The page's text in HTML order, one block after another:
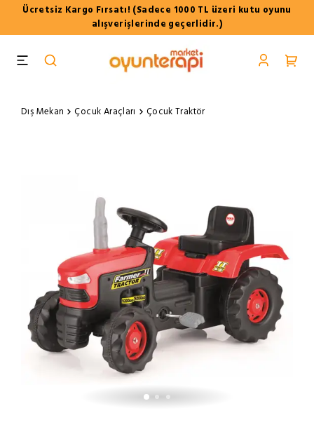
Ücretsiz Kargo Fırsatı! (Sadece 1000 TL üzeri kutu oyunu
alışverişlerinde geçerlidir.)
Dış Mekan Çocuk Araçları Çocuk Traktör